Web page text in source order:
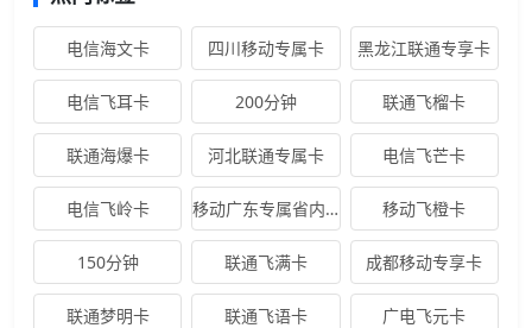
电信海文卡 四川移动专属卡 黑龙江联通专享卡
电信飞耳卡 200分钟 联通飞榴卡
联通海爆卡 河北联通专属卡 电信飞芒卡
电信飞岭卡 移动广东专属省内卡 移动飞橙卡
150分钟 联通飞满卡 成都移动专享卡
联通梦明卡 联通飞语卡 广电飞元卡